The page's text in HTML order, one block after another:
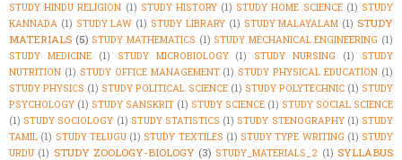
STUDY HINDU RELIGION (1) STUDY HISTORY (1) STUDY HOME SCIENCE (1) STUDY
KANNADA (1) STUDY LAW (1) STUDY LIBRARY (1) STUDY MALAYALAM (1) STUDY
MATERIALS (5) STUDY MATHEMATICS (1) STUDY MECHANICAL ENGINEERING (1)
STUDY MEDICINE
(1) STUDY MICROBIOLOGY (1) STUDY NURSING (1)
STUDY
NUTRITION (1) STUDY OFFICE MANAGEMENT (1) STUDY PHYSICAL EDUCATION (1)
STUDY PHYSICS (1) STUDY POLITICAL SCIENCE (1) STUDY POLYTECHNIC (1) STUDY
PSYCHOLOGY (1) STUDY SANSKRIT (1) STUDY SCIENCE (1) STUDY SOCIAL SCIENCE
(1) STUDY SOCIOLOGY (1) STUDY STATISTICS (1) STUDY STENOGRAPHY (1) STUDY
TAMIL (1) STUDY TELUGU (1) STUDY TEXTILES (1) STUDY TYPE WRITING (1) STUDY
URDU (1) STUDY ZOOLOGY-BIOLOGY (3) STUDY_MATERIALS_2 (1) SYLLABUS